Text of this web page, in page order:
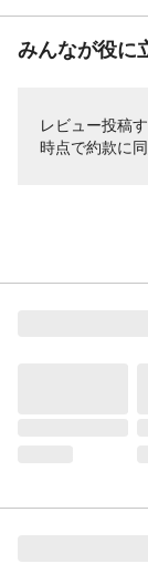
みんなが役に
レビュー投稿
時点で約款に